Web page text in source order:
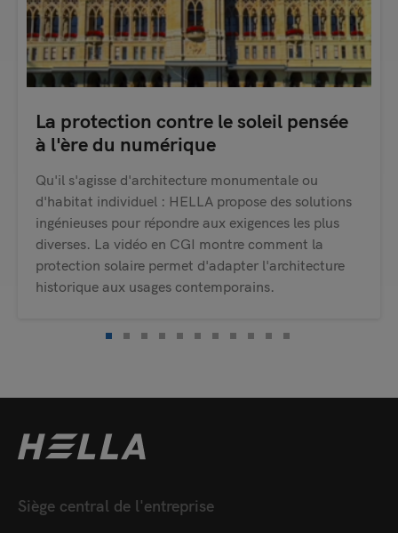
La protection contre le soleil pensée
à l'ère du numérique
Qu'il s'agisse d'architecture monumentale ou
d'habitat individuel : HELLA propose des solutions
ingénieuses pour répondre aux exigences les plus
diverses. La vidéo en CGI montre comment la
protection solaire permet d'adapter l'architecture
historique aux usages contemporains.
Siège central de l'entreprise